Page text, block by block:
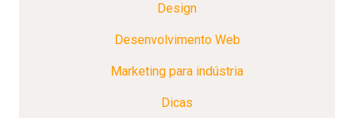
Design
Desenvolvimento Web
Marketing para indústria
Dicas